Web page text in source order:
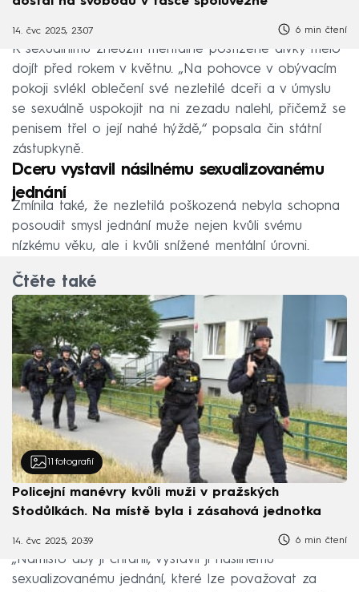
14. čvc 2025, 23:07 6 min čtení
K sexuálnímu zneužití mentálně postižené dívky mělo
dojít před rokem v květnu. „Na pohovce v obývacím
pokoji svlékl oblečení své nezletilé dceři a v úmyslu
se sexuálně uspokojit na ni zezadu nalehl, přičemž se
penisem třel o její nahé hýždě,“ popsala čin státní
zástupkyně.
Dceru vystavil násilnému sexualizovanému
jednání
Zmínila také, že nezletilá poškozená nebyla schopna
posoudit smysl jednání muže nejen kvůli svému
nízkému věku, ale i kvůli snížené mentální úrovni.
Čtěte také
11 fotografií
Policejní manévry kvůli muži v pražských
Stodůlkách. Na místě byla i zásahová jednotka
14. čvc 2025, 20:39 6 min čtení
„Namísto aby ji chránil, vystavil ji násilnému
sexualizovanému jednání, které lze považovat za